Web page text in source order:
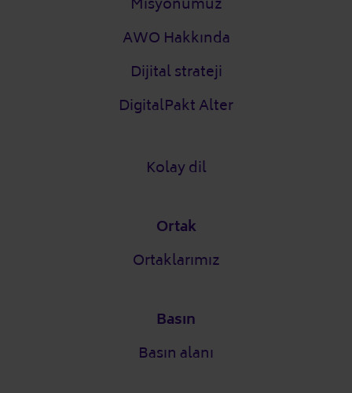
AWO Hakkında
Dijital strateji
DigitalPakt Alter
Kolay dil
Ortak
Ortaklarımız
Basın
Basın alanı